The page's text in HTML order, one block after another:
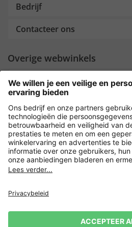
Bedrijf
Contacteer ons
Overige webwinkels
Nederland
Payment and Delivery
Versleuteling met
Verkoopvoorwaarden